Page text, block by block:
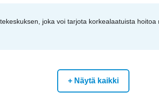
joka voi tarjota korkealaatuista
+ Näytä kaikki